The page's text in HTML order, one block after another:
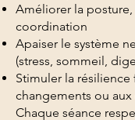
Améliorer la
coordination
Apaiser le système
(stress, sommeil,
Stimuler la résilience
changements ou
Chaque séance